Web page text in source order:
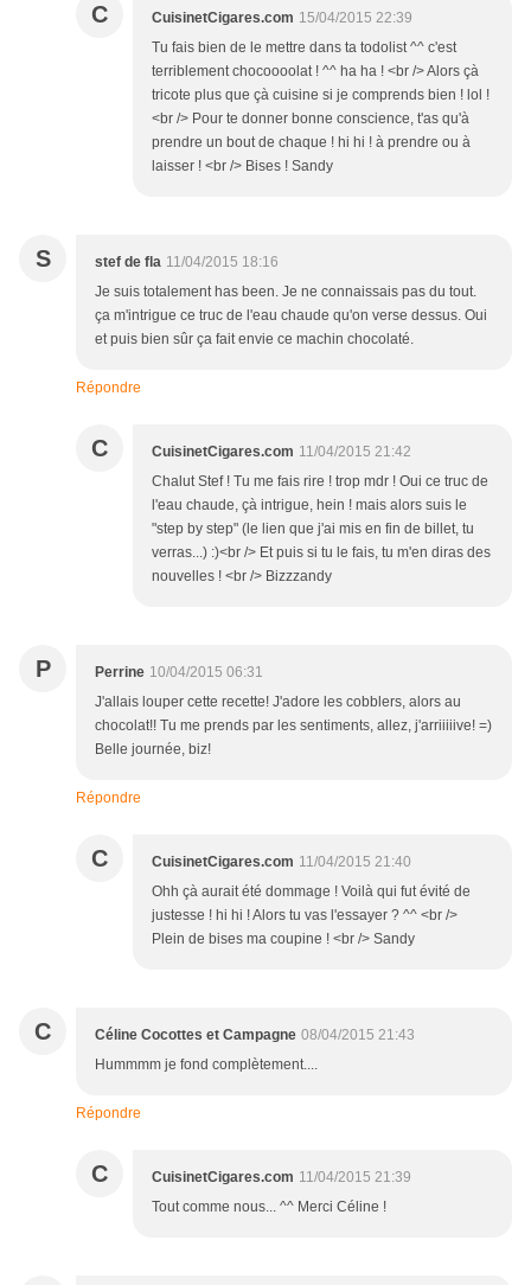
C CuisinetCigares.com 15/04/2015 22:39
Tu fais bien de le mettre dans ta todolist ^^ c'est
terriblement chocoooolat ! ^^ ha ha ! <br /> Alors çà
tricote plus que çà cuisine si je comprends bien ! lol !
<br /> Pour te donner bonne conscience, t'as qu'à
prendre un bout de chaque ! hi hi ! à prendre ou à
laisser ! <br /> Bises ! Sandy
S stef de fla 11/04/2015 18:16
Je suis totalement has been. Je ne connaissais pas du tout.
ça m'intrigue ce truc de l'eau chaude qu'on verse dessus. Oui
et puis bien sûr ça fait envie ce machin chocolaté.
Répondre
C CuisinetCigares.com 11/04/2015 21:42
Chalut Stef ! Tu me fais rire ! trop mdr ! Oui ce truc de
l'eau chaude, çà intrigue, hein ! mais alors suis le
"step by step" (le lien que j'ai mis en fin de billet, tu
verras...) :)<br /> Et puis si tu le fais, tu m'en diras des
nouvelles ! <br /> Bizzzandy
P Perrine 10/04/2015 06:31
J'allais louper cette recette! J'adore les cobblers, alors au
chocolat!! Tu me prends par les sentiments, allez, j'arriiiiive! =)
Belle journée, biz!
Répondre
C CuisinetCigares.com 11/04/2015 21:40
Ohh çà aurait été dommage ! Voilà qui fut évité de
justesse ! hi hi ! Alors tu vas l'essayer ? ^^ <br />
Plein de bises ma coupine ! <br /> Sandy
C Céline Cocottes et Campagne 08/04/2015 21:43
Hummmm je fond complètement....
Répondre
C CuisinetCigares.com 11/04/2015 21:39
Tout comme nous... ^^ Merci Céline !